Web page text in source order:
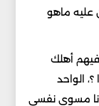
عليه ماهو
فيهم أهلك
الواحد
مسوي نفسي